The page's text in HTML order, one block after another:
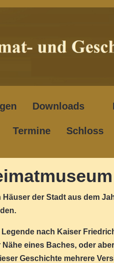
Downloads
Termine Schloss
der Stadt aus dem
nach Kaiser
eines Baches, oder
Geschichte mehrere